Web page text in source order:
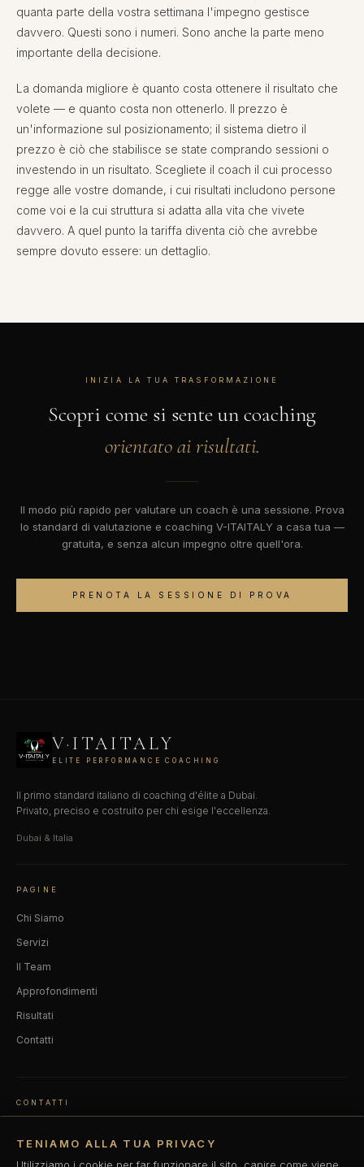
quanta parte della vostra settimana l'impegno gestisce
davvero. Questi sono i numeri. Sono anche la parte meno
importante della decisione.
La domanda migliore è quanto costa ottenere il risultato che
volete — e quanto costa non ottenerlo. Il prezzo è
un'informazione sul posizionamento; il sistema dietro il
prezzo è ciò che stabilisce se state comprando sessioni o
investendo in un risultato. Scegliete il coach il cui processo
regge alle vostre domande, i cui risultati includono persone
come voi e la cui struttura si adatta alla vita che vivete
davvero. A quel punto la tariffa diventa ciò che avrebbe
sempre dovuto essere: un dettaglio.
INIZIA LA TUA TRASFORMAZIONE
Scopri come si sente un coaching
orientato ai risultati.
Il modo più rapido per valutare un coach è una sessione. Prova
lo standard di valutazione e coaching V-ITAITALY a casa tua —
gratuita, e senza alcun impegno oltre quell'ora.
PRENOTA LA SESSIONE DI PROVA
V·ITAITALY
ELITE PERFORMANCE COACHING
Il primo standard italiano di coaching d'élite a Dubai.
Privato, preciso e costruito per chi esige l'eccellenza.
Dubai & Italia
PAGINE
Chi Siamo
Servizi
Il Team
Approfondimenti
Risultati
Contatti
CONTATTI
TENIAMO ALLA TUA PRIVACY